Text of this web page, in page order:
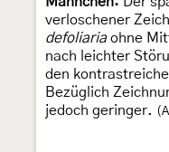
verloschener
defoliariaohne
nach leichter
den
Bezüglich
jedoch geringer.